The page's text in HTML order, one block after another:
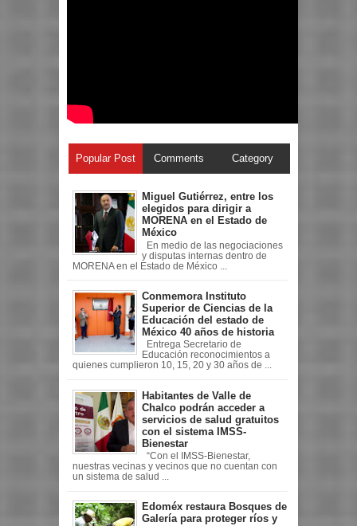
Popular Post Comments Category
Miguel Gutiérrez, entre los
elegidos para dirigir a
MORENA en el Estado de
México
En medio de las negociaciones
y disputas internas dentro de
MORENA en el Estado de México ...
Conmemora Instituto
Superior de Ciencias de la
Educación del estado de
México 40 años de historia
Entrega Secretario de
Educación reconocimientos a
quienes cumplieron 10, 15, 20 y 30 años de ...
Habitantes de Valle de
Chalco podrán acceder a
servicios de salud gratuitos
con el sistema IMSS-
Bienestar
“Con el IMSS-Bienestar,
nuestras vecinas y vecinos que no cuentan con
un sistema de salud ...
Edoméx restaura Bosques de
Galería para proteger ríos y